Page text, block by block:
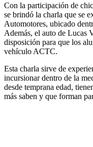
Con la participación de
se brindó la charla que se
Automotores, ubicado
Además, el auto de Lucas
disposición para que los
vehículo ACTC.
Esta charla sirve de
incursionar dentro de la
desde temprana edad,
más saben y que forman